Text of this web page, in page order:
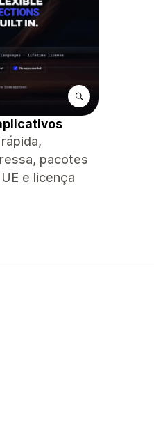
pacotes
e licença